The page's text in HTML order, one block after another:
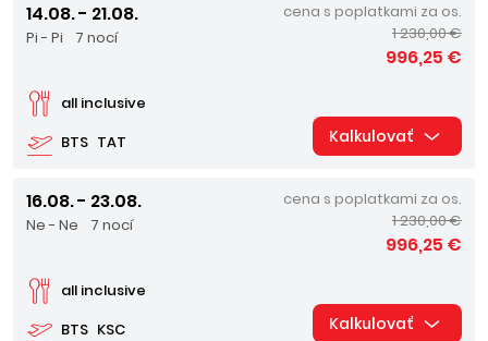
14.08. - 21.08.
Pi - Pi 7 nocí
BTS TAT
all inclusive
cena s poplatkami za os.
1 230,00 €
996,25 €
Kalkulovať
16.08. - 23.08.
Ne - Ne 7 nocí
BTS KSC
all inclusive
cena s poplatkami za os.
1 230,00 €
996,25 €
Kalkulovať